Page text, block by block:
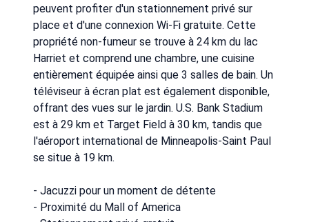
peuvent profiter d'un stationnement privé sur
place et d'une connexion Wi-Fi gratuite. Cette
propriété non-fumeur se trouve à 24 km du lac
Harriet et comprend une chambre, une cuisine
entièrement équipée ainsi que 3 salles de bain. Un
téléviseur à écran plat est également disponible,
offrant des vues sur le jardin. U.S. Bank Stadium
est à 29 km et Target Field à 30 km, tandis que
l'aéroport international de Minneapolis-Saint Paul
se situe à 19 km.
- Jacuzzi pour un moment de détente
- Proximité du Mall of America